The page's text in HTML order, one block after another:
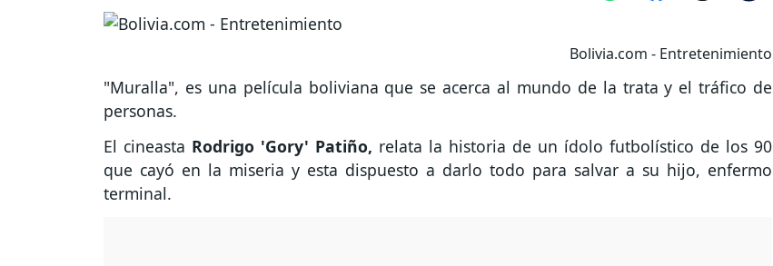
Bolivia.com - Entretenimiento
"Muralla", es una película boliviana que se acerca al mundo de la trata y el tráfico de
personas.
El cineasta Rodrigo 'Gory' Patiño, relata la historia de un ídolo futbolístico de los 90
que cayó en la miseria y esta dispuesto a darlo todo para salvar a su hijo, enfermo
terminal.